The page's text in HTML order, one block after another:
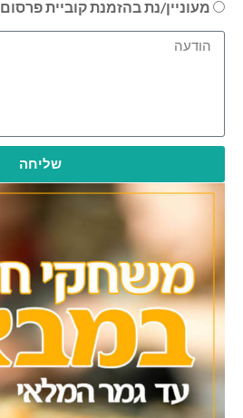
מעוניין/נת בהזמנת קוביית פרסום
שליחה